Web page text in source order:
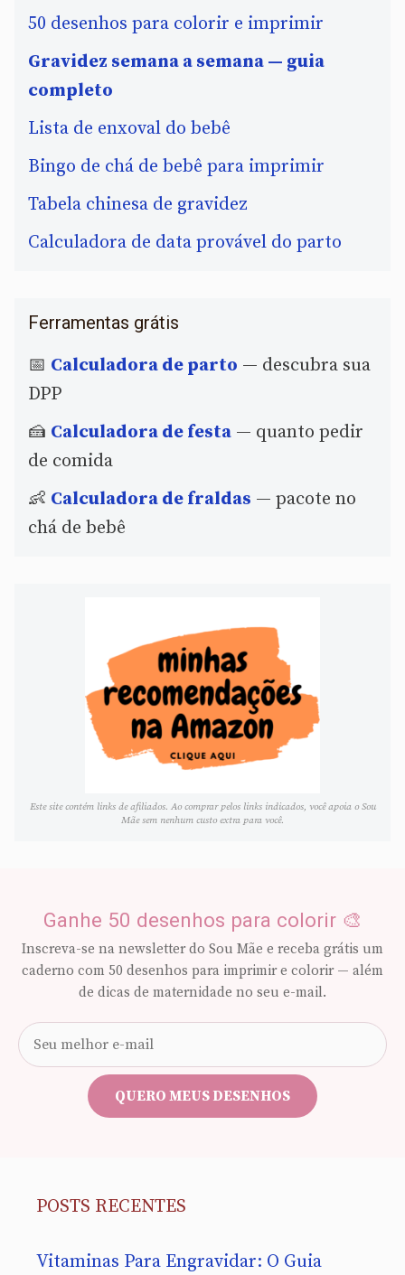
50 desenhos para colorir e imprimir
Gravidez semana a semana — guia
completo
Lista de enxoval do bebê
Bingo de chá de bebê para imprimir
Tabela chinesa de gravidez
Calculadora de data provável do parto
Ferramentas grátis
📅 Calculadora de parto — descubra sua
DPP
🍰 Calculadora de festa — quanto pedir
de comida
👶 Calculadora de fraldas — pacote no
chá de bebê
Este site contém links de afiliados. Ao comprar pelos links indicados, você apoia o Sou
Mãe sem nenhum custo extra para você.
Ganhe 50 desenhos para colorir 🎨
Inscreva-se na newsletter do Sou Mãe e receba grátis um
caderno com 50 desenhos para imprimir e colorir — além
de dicas de maternidade no seu e-mail.
e-
mail
QUERO MEUS DESENHOS
POSTS RECENTES
Vitaminas Para Engravidar: O Guia